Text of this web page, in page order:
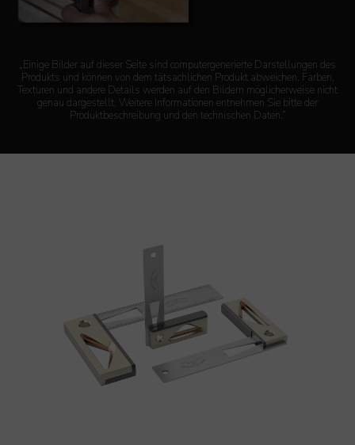
„Einige Bilder auf dieser Seite sind computergenerierte Darstellungen des
Produkts und können von dem tätsachlichen Produkt abweichen. Farben,
Texturen und andere Details werden auf den Bildern möglicherweise nicht
genau dargestellt. Weitere Informationen entnehmen Sie bitte der
Produktbeschreibung und den technischen Daten.“